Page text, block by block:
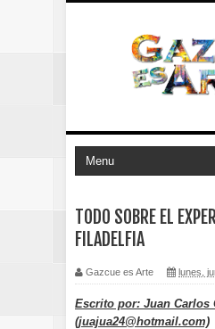
TODO SOBRE EL
FILADELFIA
Gazcue es Arte lunes,
Escrito por: Juan Carlos
(juajua24@hotmail.com)